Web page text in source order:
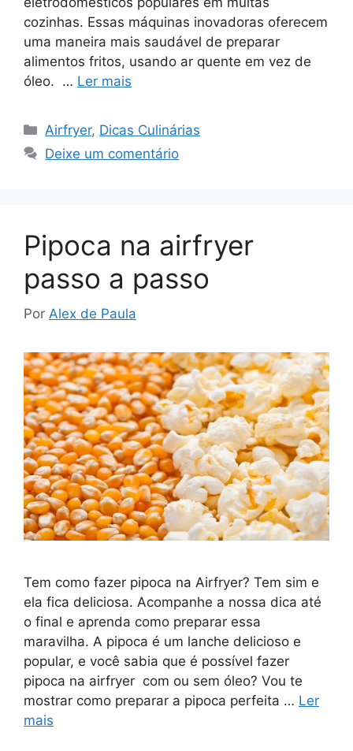
cozinhas. Essas máquinas inovadoras oferecem
uma maneira mais saudável de preparar
alimentos fritos, usando ar quente em vez de
óleo. … Ler mais
Categorias
Airfryer, Dicas Culinárias
Deixe um comentário
Pipoca na airfryer
passo a passo
Por Alex de Paula
Tem como fazer pipoca na Airfryer? Tem sim e
ela fica deliciosa. Acompanhe a nossa dica até
o final e aprenda como preparar essa
maravilha. A pipoca é um lanche delicioso e
popular, e você sabia que é possível fazer
pipoca na airfryer com ou sem óleo? Vou te
mostrar como preparar a pipoca perfeita … Ler
mais